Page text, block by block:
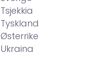
Tsjekkia
Tyskland
Østerrike
Ukraina